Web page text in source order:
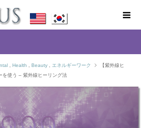
Health Beauty エネルギーワーク
【紫外線ヒ
使う – 紫外線ヒーリング法